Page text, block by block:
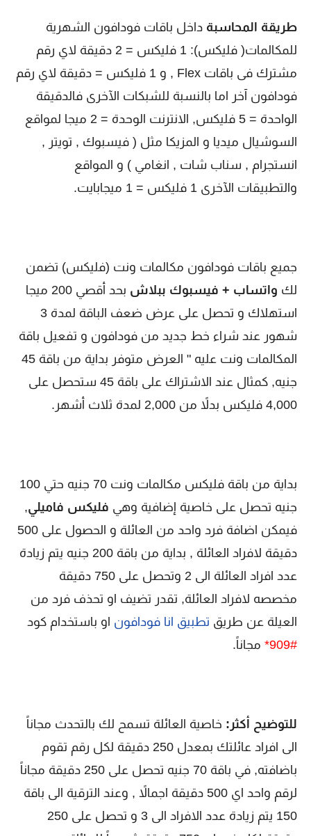
طريقة المحاسبة داخل باقات فودافون الشهرية
للمكالمات( فليكس): 1 فليكس = 2 دقيقة لاي رقم
مشترك فى باقات Flex , و 1 فليكس = دقيقة لاي رقم
فودافون آخر اما بالنسبة للشبكات الآخرى فالدقيقة
الواحدة = 5 فليكس, الانترنت الوحدة = 2 ميجا لمواقع
السوشيال ميديا و المزيكا مثل ( فيسبوك , تويتر ,
انستجرام , سناب شات , انغامي ) و المواقع
والتطبيقات الآخرى 1 فليكس = 1 ميجابايت.
جميع باقات فودافون مكالمات ونت (فليكس) تضمن
لك واتساب + فيسبوك ببلاش
بحد أقصي 200 ميجا
استهلاك و تحصل على عرض ضعف الباقة لمدة 3
شهور عند شراء خط جديد من فودافون و تفعيل باقة
المكالمات ونت عليه " العرض متوفر بداية من باقة 45
جنيه, كمثال عند الاشتراك على باقة 45 ستحصل على
4,000 فليكس بدلاً من 2,000 لمدة ثلاث أشهر.
بداية من باقة فليكس مكالمات ونت 70 جنيه حتي 100
جنيه تحصل على خاصية إضافية وهي فليكس فاميلي,
فيمكن اضافة فرد واحد من العائلة و الحصول على 500
دقيقة لافراد العائلة , بداية من باقة 200 جنيه يتم زيادة
عدد افراد العائلة الى 2 وتحصل على 750 دقيقة
مخصصه لافراد العائلة, تقدر تضيف او تحذف فرد من
العيلة عن طريق تطبيق انا فودافون او باستخدام كود
#909*
مجاناً.
للتوضيح أكثر: خاصية العائلة تسمح لك بالتحدث مجاناً
الى افراد عائلتك بمعدل 250 دقيقة لكل رقم تقوم
باضافته, في باقة 70 جنيه تحصل على 250 دقيقة مجاناً
لرقم واحد اي 500 دقيقة اجمالاً , وعند الترقية الى باقة
150 يتم زيادة عدد الافراد الى 3 و تحصل على 250